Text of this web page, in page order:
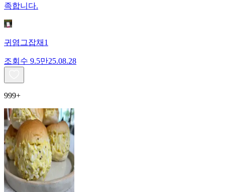
족합니다.
귀염그잡채1
조회수 9.5만25.08.28
999+